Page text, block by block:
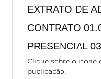
EXTRATO DE
CONTRATO
PRESENCIAL
Clique sobre o icone
publicação.